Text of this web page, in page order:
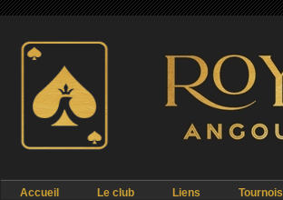
Accueil Le club Liens Tournois